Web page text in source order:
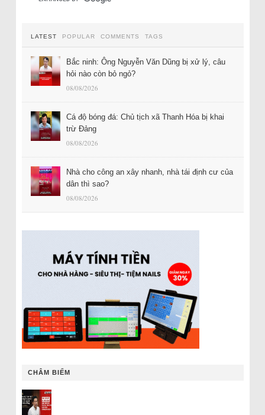
LATEST POPULAR COMMENTS TAGS
Bắc ninh: Ông Nguyễn Văn Dũng bị xử lý, câu
hỏi nào còn bỏ ngỏ?
08/08/2026
Cá độ bóng đá: Chủ tịch xã Thanh Hóa bị khai
trừ Đảng
08/08/2026
Nhà cho công an xây nhanh, nhà tái định cư của
dân thì sao?
08/08/2026
CHÂM BIẾM